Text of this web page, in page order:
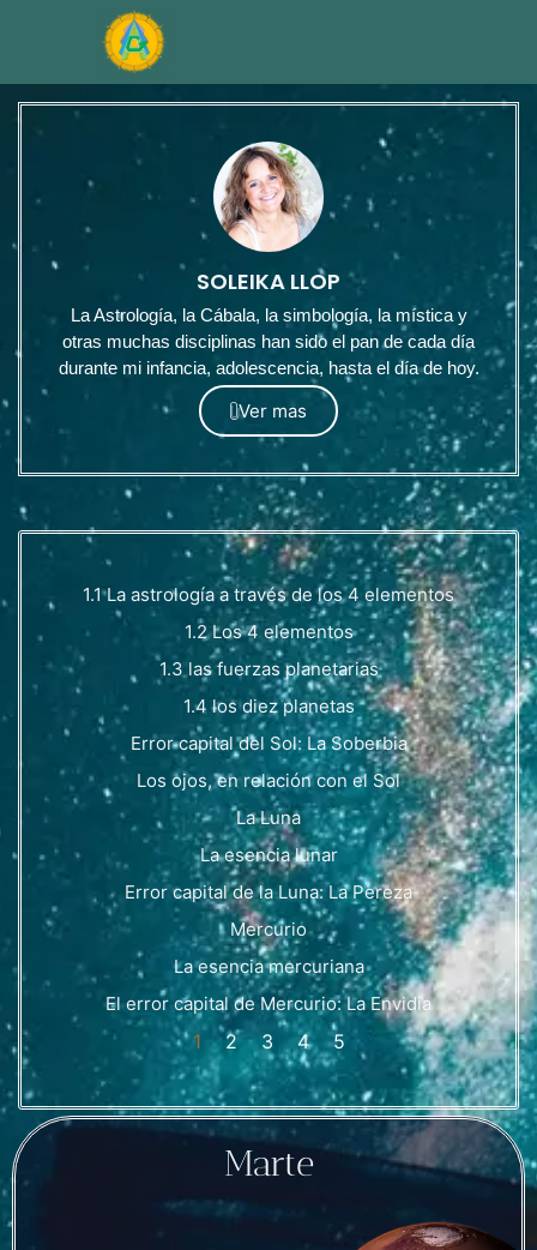
SOLEIKA LLOP
La Astrología, la Cábala, la simbología, la mística y
otras muchas disciplinas han sido el pan de cada día
durante mi infancia, adolescencia, hasta el día de hoy.
Ver mas
1.1 La astrología a través de los 4 elementos
1.2 Los 4 elementos
1.3 las fuerzas planetarias
1.4 los diez planetas
Error capital del Sol: La Soberbia
Los ojos, en relación con el Sol
La Luna
La esencia lunar
Error capital de la Luna: La Pereza
Mercurio
La esencia mercuriana
El error capital de Mercurio: La Envidia
1 2 3 4 5
Marte